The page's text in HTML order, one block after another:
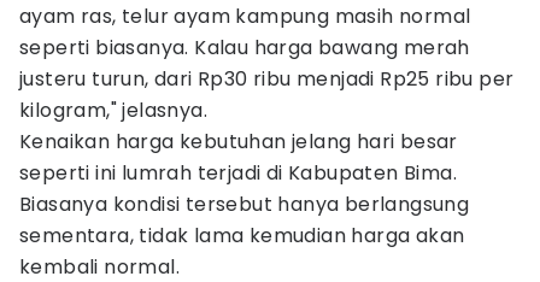
ayam ras, telur ayam kampung masih normal
seperti biasanya. Kalau harga bawang merah
justeru turun, dari Rp30 ribu menjadi Rp25 ribu per
kilogram," jelasnya.
Kenaikan harga kebutuhan jelang hari besar
seperti ini lumrah terjadi di Kabupaten Bima.
Biasanya kondisi tersebut hanya berlangsung
sementara, tidak lama kemudian harga akan
kembali normal.